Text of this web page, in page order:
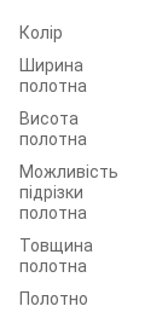
Колір
Ширина
полотна
Висота
полотна
Можливість
підрізки
полотна
Товщина
полотна
Полотно